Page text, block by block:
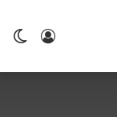
تسجيل